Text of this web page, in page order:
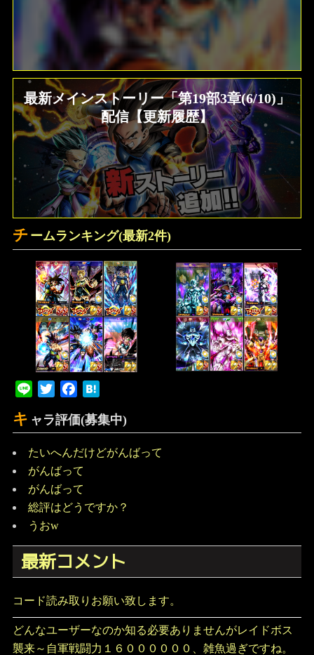
最新メインストーリー「第19部3章(6/10)」
配信【更新履歴】
チ ームランキング(最新2件)
Line Twitter Facebook
キ ャラ評価(募集中)
たいへんだけどがんばって
がんばって
がんばって
総評はどうですか？
うおw
最新コメント
コード読み取りお願い致します。
どんなユーザーなのか知る必要ありませんがレイドボス
襲来～自軍戦闘力１６００００００、雑魚過ぎですね。